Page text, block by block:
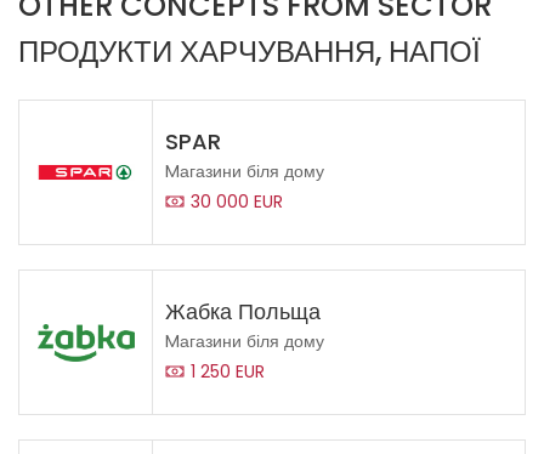
ПРОДУКТИ ХАРЧУВАННЯ, НАПОЇ
SPAR
Mагазини біля дому
30 000 EUR
Жабка Польща
Mагазини біля дому
1 250 EUR